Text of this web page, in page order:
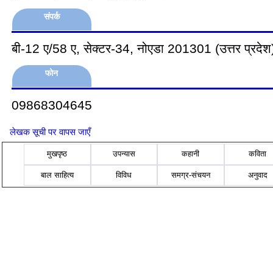
संपर्क
बी-12 ए/58 ए, सेक्टर-34, नोएडा 201301 (उत्तर
फोन
09868304645
लेखक सूची पर वापस जाएँ
मुखपृष्ठ उपन्यास कहानी कविता
बाल साहित्य विविध समग्र-संचयन अनुवाद